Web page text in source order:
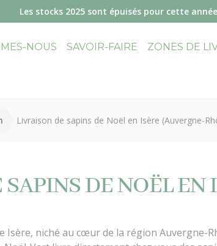
Les stocks 2025 sont épuisés pour cette
NOUS SAVOIR-FAIRE ZONES DE
Livraison de sapins de Noël en Isère (Auvergne-
DE NOËL
Isère, niché au cœur de la région Auvergne-